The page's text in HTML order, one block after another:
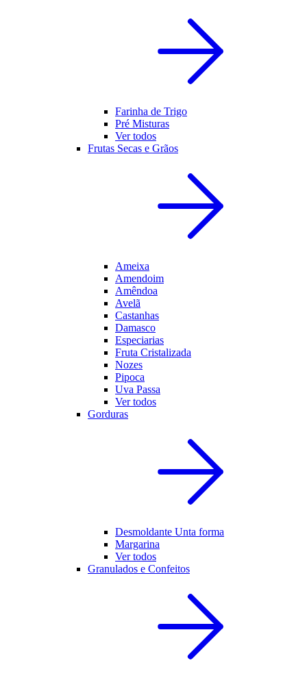
Farinha de Trigo
Pré Misturas
Ver todos
Frutas Secas e Grãos
Ameixa
Amendoim
Amêndoa
Avelã
Castanhas
Damasco
Especiarias
Fruta Cristalizada
Nozes
Pipoca
Uva Passa
Ver todos
Gorduras
Desmoldante Unta forma
Margarina
Ver todos
Granulados e Confeitos